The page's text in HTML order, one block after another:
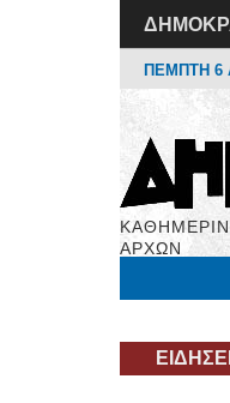
ΠΕΜΠΤΗ 6
ΑΡΧΩΝ